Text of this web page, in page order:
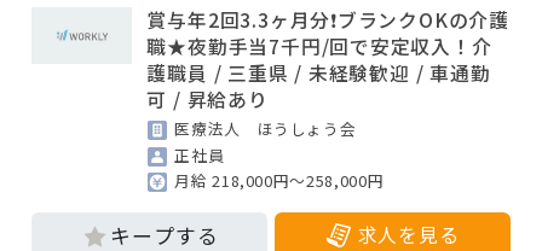
賞与年2回3.3ヶ月分❗ブランクOKの介護
職★夜勤手当7千円/回で安定収入！介
護職員 / 三重県 / 未経験歓迎 / 車通勤
可 / 昇給あり
医療法人 ほうしょう会
正社員
月給 218,000円～258,000円
求人を見る